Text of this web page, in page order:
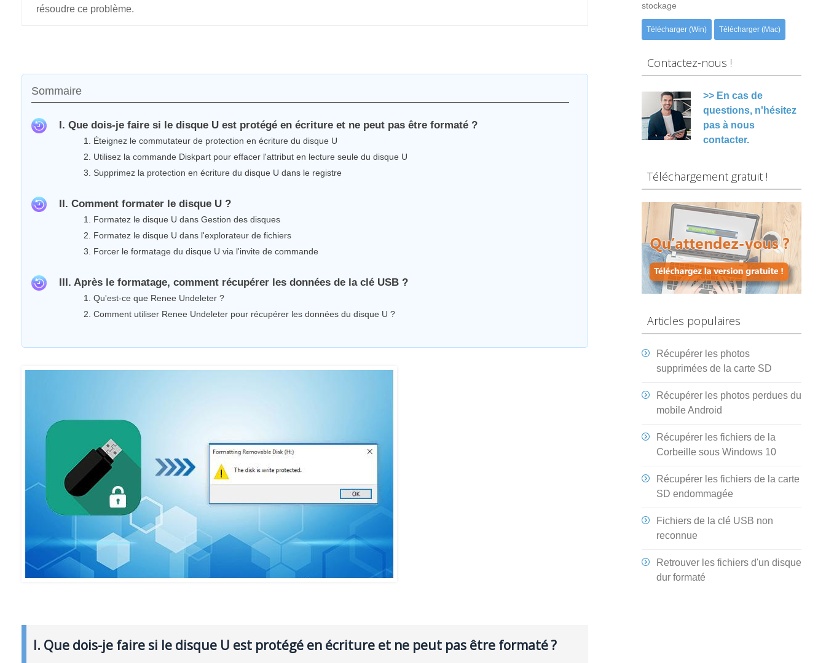
résoudre ce problème.
Sommaire
I. Que dois-je faire si le disque U est protégé en écriture et ne peut pas être formaté ?
1. Éteignez le commutateur de protection en écriture du disque U
2. Utilisez la commande Diskpart pour effacer l'attribut en lecture seule du disque U
3. Supprimez la protection en écriture du disque U dans le registre
II. Comment formater le disque U ?
1. Formatez le disque U dans Gestion des disques
2. Formatez le disque U dans l'explorateur de fichiers
3. Forcer le formatage du disque U via l'invite de commande
III. Après le formatage, comment récupérer les données de la clé USB ?
1. Qu'est-ce que Renee Undeleter ?
2. Comment utiliser Renee Undeleter pour récupérer les données du disque U ?
I. Que dois-je faire si le disque U est protégé en écriture et ne peut pas être formaté ?
stockage
Télécharger (Win) Télécharger (Mac)
Contactez-nous !
>> En cas de
questions, n'hésitez
pas à nous
contacter.
Téléchargement gratuit !
Articles populaires
Récupérer les photos
supprimées de la carte SD
Récupérer les photos perdues du
mobile Android
Récupérer les fichiers de la
Corbeille sous Windows 10
Récupérer les fichiers de la carte
SD endommagée
Fichiers de la clé USB non
reconnue
Retrouver les fichiers d'un disque
dur formaté